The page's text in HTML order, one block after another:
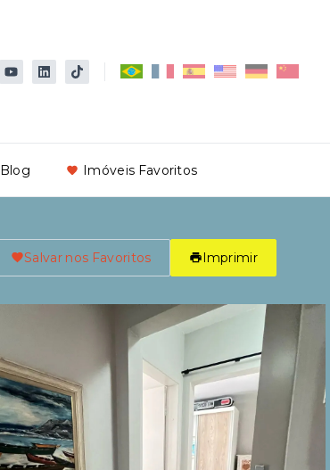
Blog Imóveis Favoritos
Salvar nos Favoritos Imprimir